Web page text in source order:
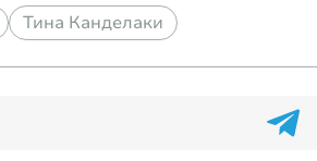
Тина Канделаки